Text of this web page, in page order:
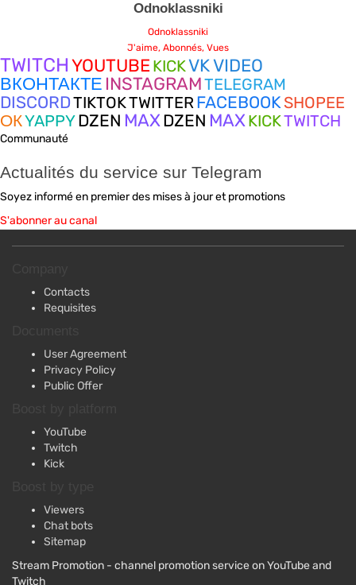
Odnoklassniki
Odnoklassniki
J'aime, Abonnés, Vues
TWITCHYOUTUBEKICKVK VIDEO
ВКОНТАКТЕ INSTAGRAMTELEGRAM
DISCORDTIKTOKTWITTERFACEBOOKSHOPEE
ОКYAPPYDZEN MAXDZEN MAXKICKTWITCH
Communauté
Actualités du service sur Telegram
Soyez informé en premier des mises à jour et promotions
S'abonner au canal
Contacts
Requisites
User Agreement
Privacy Policy
Public Offer
YouTube
Twitch
Kick
Viewers
Chat bots
Sitemap
Stream Promotion - channel promotion service on YouTube and
Twitch